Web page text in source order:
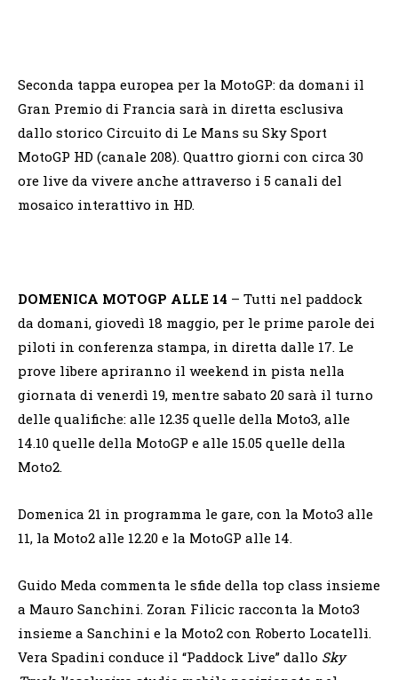
Seconda tappa europea per la MotoGP: da domani il
Gran Premio di Francia sarà in diretta esclusiva
dallo storico Circuito di Le Mans su Sky Sport
MotoGP HD (canale 208). Quattro giorni con circa 30
ore live da vivere anche attraverso i 5 canali del
mosaico interattivo in HD.
DOMENICA MOTOGP ALLE 14 – Tutti nel paddock
da domani, giovedì 18 maggio, per le prime parole dei
piloti in conferenza stampa, in diretta dalle 17. Le
prove libere apriranno il weekend in pista nella
giornata di venerdì 19, mentre sabato 20 sarà il turno
delle qualifiche: alle 12.35 quelle della Moto3, alle
14.10 quelle della MotoGP e alle 15.05 quelle della
Moto2.
Domenica 21 in programma le gare, con la Moto3 alle
11, la Moto2 alle 12.20 e la MotoGP alle 14.
Guido Meda commenta le sfide della top class insieme
a Mauro Sanchini. Zoran Filicic racconta la Moto3
insieme a Sanchini e la Moto2 con Roberto Locatelli.
Vera Spadini conduce il “Paddock Live” dallo Sky